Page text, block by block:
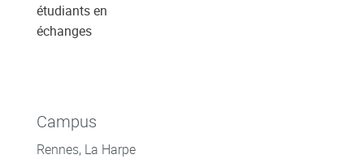
étudiants en
échanges
Campus
Rennes, La Harpe